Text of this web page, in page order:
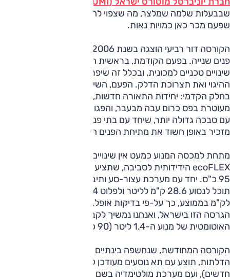
שבבעלות שלמה שמלצר, מה שצפוי להפיח
שפעם מכר כאן כמויות נאות.
פנים שנייה. בפעם הקודמת, בראשית השנה, הגרמנים ביצעו
שינויים טכניים למכונית, ובכלל זה שיפרו את נוחות הנסיעה,
ההיגוי ואת תצרוכת הדלק. הפעם, השינוי בעיקר קוסמטי, ומתרכז
בחלק הקדמי: יחידות התאורה חדשות, הסבכה הקדמית
מעוטרת בפס כרום עבה מבעבר, והפגוש הקדמי הוחלף בחדש
עם סבכה גדולה יותר, שיחד עם בתי פנסי הערפל המחודדים,
מזכיר באופן חשוד את מתיחת הפנים האחרונה של
מתחת למכסה המנוע כמעט אין שינויים, למעט בגרסת ה-
95 כ"ס. יחד עם מערכת עצור-סע ותיבת הילוכים ידנית, היא
לק"מ בממוצע, כך על-פי בדיקות אופל. ספק אם נראה את
הגרסה הזו בישראל, ואנחנו נמשיך לקבל בעיקר את הגרסה
האוטומטית של מנוע ה-1.4 ליטר (90 כ"ס).
הקורסה המחודשת, שנחשפה בינתיים רק בגרסת שלוש
הדלתות, תוצע עם תא נוסעים מעודכן קלות (בעיקר גוונים